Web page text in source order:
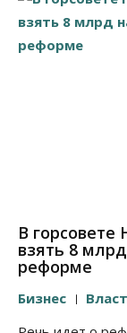
В горсовете
взять 8
реформе
Бизнес